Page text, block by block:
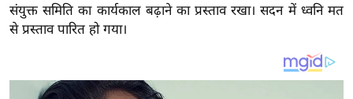
ज
ट
संयुक्त समिति का कार्यकाल बढ़ाने का प्रस्ताव रखा। सदन में ध्वनि मत
से प्रस्ताव पारित हो गया।